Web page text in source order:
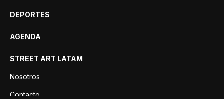
DEPORTES
AGENDA
STREET ART LATAM
Nosotros
Contacto